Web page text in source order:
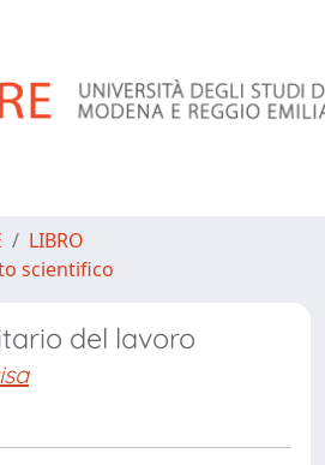
LIBRO
scientifico
del lavoro